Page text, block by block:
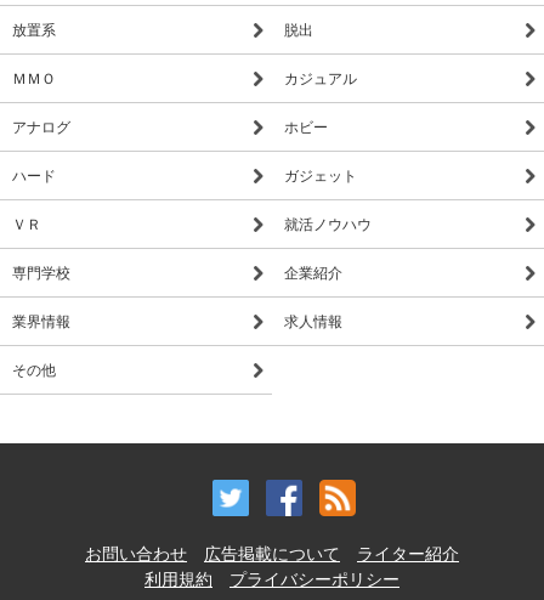
放置系 脱出
ＭＭＯ カジュアル
アナログ ホビー
ハード ガジェット
ＶＲ 就活ノウハウ
専門学校 企業紹介
業界情報 求人情報
その他
お問い合わせ 広告掲載について
ライター紹介
利用規約
プライバシーポリシー